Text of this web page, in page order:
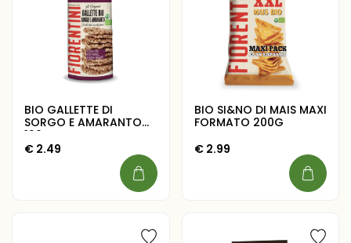
BIO GALLETTE DI
SORGO E AMARANTO
120G
€ 2.49
BIO SI&NO DI MAIS MAXI
FORMATO 200G
€2.99